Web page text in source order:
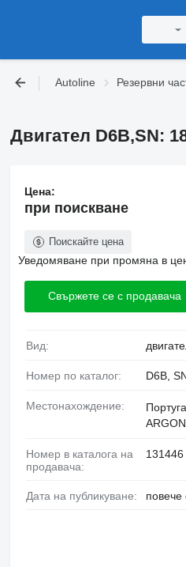
Autoline Резервни
Двигател D6B,SN:
Цена:
при поискване
Поискайте цена
Уведомяване при промяна в
Свържете се с продавача
Вид:
Номер по каталог: D6B,
Местонахождение:
Номер в каталога на
продавача:
131446
Дата на публикуване: повече